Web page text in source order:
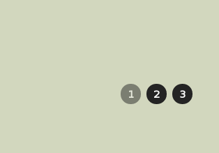
1 2 3